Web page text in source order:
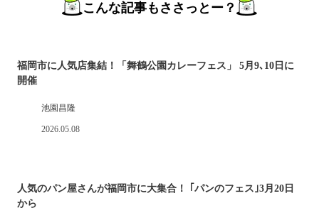
こんな記事もささっとー？
福岡市に人気店集結！「舞鶴公園カレーフェス」 5月9､10日に
開催
池園昌隆
2026.05.08
人気のパン屋さんが福岡市に大集合！ ｢パンのフェス｣3月20日
から